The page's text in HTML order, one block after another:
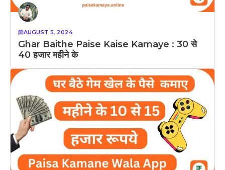
AUGUST 5, 2024
Ghar Baithe Paise Kaise Kamaye : 30 से
40 हजार महीने के